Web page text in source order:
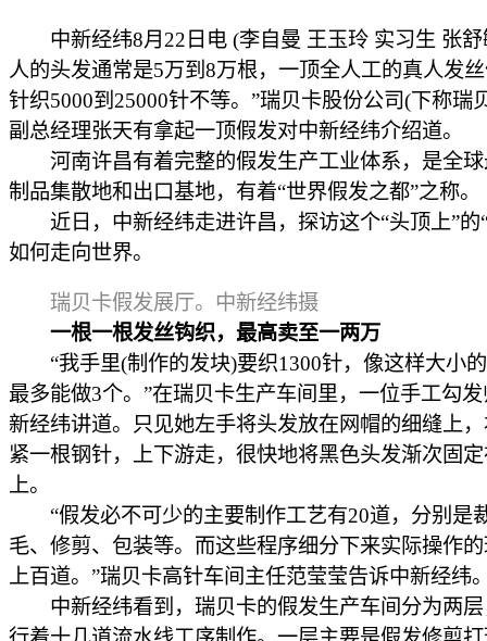
中新经纬8月22日电 (李自曼 王玉玲 实习生 张舒
人的头发通常是5万到8万根，一顶全人工的真人发
针织5000到25000针不等。”瑞贝卡股份公司(下称瑞
副总经理张天有拿起一顶假发对中新经纬介绍道。
河南许昌有着完整的假发生产工业体系，是全球
制品集散地和出口基地，有着“世界假发之都”之称。
近日，中新经纬走进许昌，探访这个“头顶上”的
如何走向世界。
瑞贝卡假发展厅。中新经纬摄
一根一根发丝钩织，最高卖至一两万
“我手里(制作的发块)要织1300针，像这样大小
最多能做3个。”在瑞贝卡生产车间里，一位手工勾
新经纬讲道。只见她左手将头发放在网帽的细缝上
紧一根钢针，上下游走，很快地将黑色头发渐次固
上。
“假发必不可少的主要制作工艺有20道，分别是
毛、修剪、包装等。而这些程序细分下来实际操作
上百道。”瑞贝卡高针车间主任范莹莹告诉中新经纬
中新经纬看到，瑞贝卡的假发生产车间分为两层